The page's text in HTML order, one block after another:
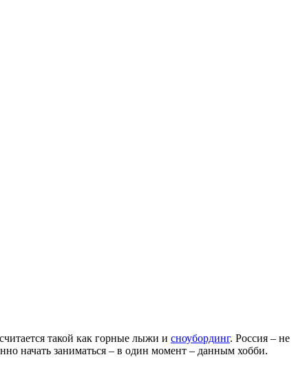
такой как горные лыжи и сноубординг. Россия – не
начать заниматься – в один момент – данным хобби.